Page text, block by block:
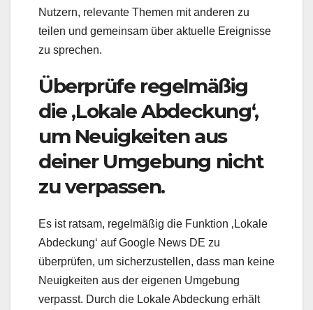
Nutzern, relevante Themen mit anderen zu
teilen und gemeinsam über aktuelle Ereignisse
zu sprechen.
Überprüfe regelmäßig
die ‚Lokale Abdeckung‘,
um Neuigkeiten aus
deiner Umgebung nicht
zu verpassen.
Es ist ratsam, regelmäßig die Funktion ‚Lokale
Abdeckung‘ auf Google News DE zu
überprüfen, um sicherzustellen, dass man keine
Neuigkeiten aus der eigenen Umgebung
verpasst. Durch die Lokale Abdeckung erhält